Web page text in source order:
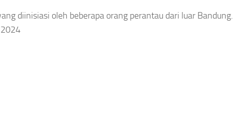
diinisiasi oleh beberapa orang perantau dari luar Bandung.